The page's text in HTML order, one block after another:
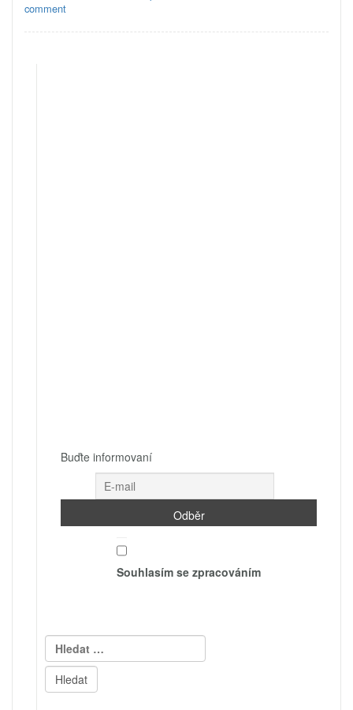
comment
Buďte informovaní
Souhlasím se zpracováním
Vyhledávání